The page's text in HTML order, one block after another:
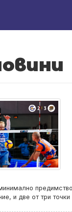
и две от три точки